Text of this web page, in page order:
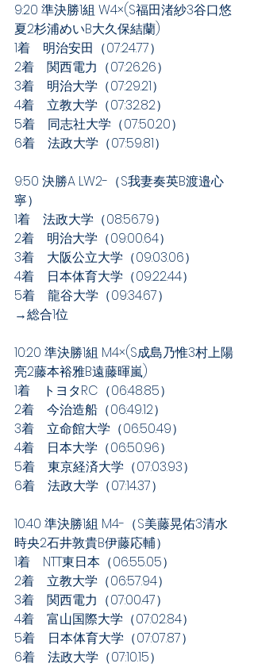
9:20 準決勝1組 W4×(S福田渚紗3谷口悠
夏2杉浦めいB大久保結蘭)
1着　明治安田（07:24.77）
2着　関西電力（07:26.26）
3着　明治大学（07:29.21）
4着　立教大学（07:32.82）
5着　同志社大学（07:50.20）
6着　法政大学（07:59.81）
9:50 決勝A LW2-（S我妻奏英B渡邉心
寧）
1着　法政大学（08:56.79）
2着　明治大学（09:00.64）
3着　大阪公立大学（09:03.06）
4着　日本体育大学（09:22.44）
5着　龍谷大学（09:34.67）
→総合1位
10:20 準決勝1組 M4×(S成島乃惟3村上陽
亮2藤本裕雅B遠藤暉嵐)
1着　トヨタRC（06:48.85）
2着　今治造船（06:49.12）
3着　立命館大学（06:50.49）
4着　日本大学（06:50.96）
5着　東京経済大学（07:03.93）
6着　法政大学（07:14.37）
10:40 準決勝1組 M4-（S美藤晃佑3清水
時央2石井敦貴B伊藤応輔）
1着　NTT東日本（06:55.05）
2着　立教大学（06:57.94）
3着　関西電力（07:00.47）
4着　富山国際大学（07:02.84）
5着　日本体育大学（07:07.87）
6着　法政大学（07:10.15）